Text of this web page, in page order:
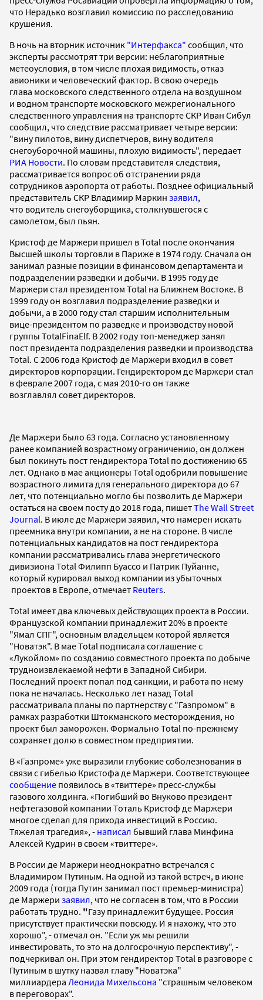
что Нерадько возглавил комиссию по расследованию
крушения.
В ночь на вторник источник "Интерфакса" сообщил, что
эксперты рассмотрят три версии: неблагоприятные
метеоусловия, в том числе плохая видимость, отказ
авионики и человеческий фактор. В свою очередь
глава московского следственного отдела на воздушном
и водном транспорте московского межрегионального
следственного управления на транспорте СКР Иван Сибул
сообщил, что следствие рассматривает четыре версии:
"вину пилотов, вину диспетчеров, вину водителя
снегоуборочной машины, плохую видимость", передает
РИА Новости. По словам представителя следствия,
рассматривается вопрос об отстранении ряда
сотрудников аэропорта от работы. Позднее официальный
представитель СКР Владимир Маркин заявил,
что водитель снегоуборщика, столкнувшегося с
самолетом, был пьян.
Кристоф де Маржери пришел в Total после окончания
Высшей школы торговли в Париже в 1974 году. Сначала он
занимал разные позиции в финансовом департамента и
подразделении разведки и добычи. В 1995 году де
Маржери стал президентом Total на Ближнем Востоке. В
1999 году он возглавил подразделение разведки и
добычи, а в 2000 году стал старшим исполнительным
вице-президентом по разведке и производству новой
группы TotalFinaElf. В 2002 году топ-менеджер занял
пост президента подразделения разведки и производства
Total. С 2006 года Кристоф де Маржери входил в совет
директоров корпорации. Гендиректором де Маржери стал
в феврале 2007 года, с мая 2010-го он также
возглавлял совет директоров.
Де Маржери было 63 года. Согласно установленному
ранее компанией возрастному ограничению, он должен
был покинуть пост гендиректора Total по достижению 65
лет. Однако в мае акционеры Total одобрили повышение
возрастного лимита для генерального директора до 67
лет, что потенциально могло бы позволить де Маржери
остаться на своем посту до 2018 года, пишетThe Wall Street
Journal. В июле де Маржери заявил, что намерен искать
преемника внутри компании, а не на стороне. В числе
потенциальных кандидатов на пост гендиректора
компании рассматривались глава энергетического
дивизиона Total Филипп Буассо и Патрик Пуйанне,
который курировал выход компании из убыточных
проектов в Европе, отмечает Reuters.
Total имеет два ключевых действующих проекта в России.
Французской компании принадлежит 20% в проекте
"Ямал СПГ", основным владельцем которой является
"Новатэк". В мае Total подписала соглашение с
«Лукойлом» по созданию совместного проекта по добыче
трудноизвлекаемой нефти в Западной Сибири.
Последний проект попал под санкции, и работа по нему
пока не началась. Несколько лет назад Total
рассматривала планы по партнерству с "Газпромом" в
рамках разработки Штокманского месторождения, но
проект был заморожен. Формально Total по-прежнему
сохраняет долю в совместном предприятии.
В «Газпроме» уже выразили глубокие соболезнования в
связи с гибелью Кристофа де Маржери. Соответствующее
сообщение появилось в «твиттере» пресс-службы
газового холдинга. «Погибший во Внуково президент
нефтегазовой компании Тоталь Кристоф де Маржери
многое сделал для прихода инвестиций в Россию.
Тяжелая трагедия», - написал бывший глава Минфина
Алексей Кудрин в своем «твиттере».
В России де Маржери неоднократно встречался с
Владимиром Путиным. На одной из такой встреч, в июне
2009 года (тогда Путин занимал пост премьер-министра)
де Маржери заявил, что не согласен в том, что в России
работать трудно. "Газу принадлежит будущее. Россия
присутствует практически повсюду. И я нахожу, что это
хорошо", - отмечал он. "Если уж мы решили
инвестировать, то это на долгосрочную перспективу", -
подчеркивал он. При этом гендиректор Total в разговоре с
Путиным в шутку назвал главу "Новатэка"
миллиардера Леонида Михельсона "страшным человеком
в переговорах".